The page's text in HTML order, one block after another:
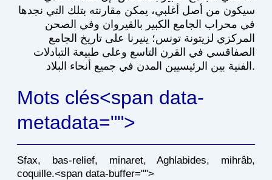
سيكون من أصل أغلبي، يمكن مقارنته بتلك التي نجدها
في محراب الجامع الكبير بالقيروان وفي الصحن
المركزي لزيتونة تونس؛ ينيرنا على تاريخ الجامع
الصفاقسي في القرن التاسع وعلى طبيعة التبادلات
الفنية بين الرئيسيين المدن في جميع أنحاء البلاد.
Mots clés<span data-
metadata="">
Sfax, bas-relief, minaret, Aghlabides, mihrâb,
coquille.<span data-buffer="">